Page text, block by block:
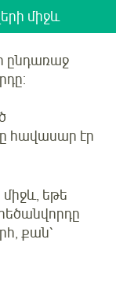
միջև
ընդառաջ
հավասար էր
միջև, եթե
քան՝